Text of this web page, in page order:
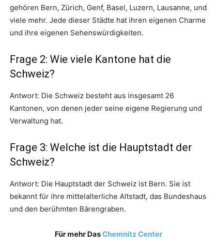
gehören Bern, Zürich, Genf, Basel, Luzern, Lausanne, und
viele mehr. Jede dieser Städte hat ihren eigenen Charme
und ihre eigenen Sehenswürdigkeiten.
Frage 2: Wie viele Kantone hat die
Schweiz?
Antwort: Die Schweiz besteht aus insgesamt 26
Kantonen, von denen jeder seine eigene Regierung und
Verwaltung hat.
Frage 3: Welche ist die Hauptstadt der
Schweiz?
Antwort: Die Hauptstadt der Schweiz ist Bern. Sie ist
bekannt für ihre mittelalterliche Altstadt, das Bundeshaus
und den berühmten Bärengraben.
Für mehr DasChemnitz Center